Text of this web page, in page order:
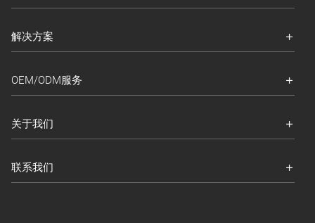
解决方案
OEM/ODM服务
关于我们
联系我们